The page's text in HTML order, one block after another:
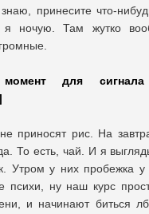
принесите что-
я ночую. Там жутко
момент для
приносят рис. На
То есть, чай. И я
Утром у них пробежка у
психи, ну наш курс
и начинают биться